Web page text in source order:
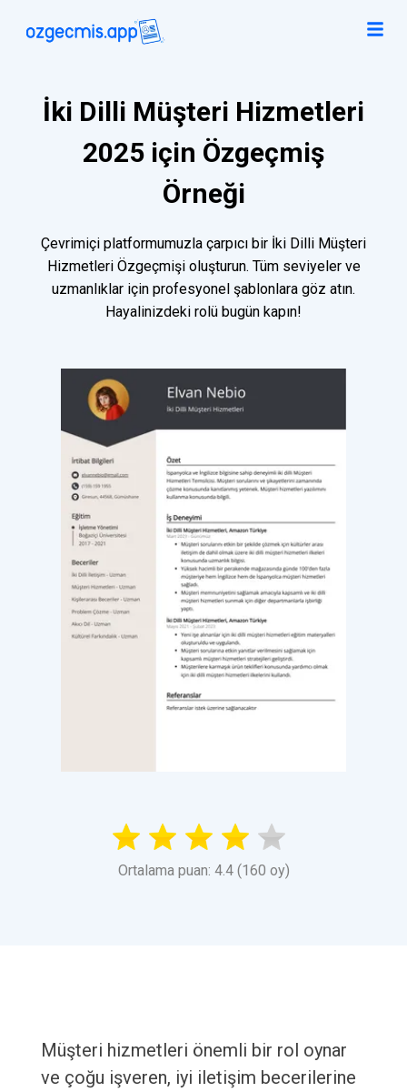
İki Dilli Müşteri Hizmetleri
2025 için Özgeçmiş
Örneği
Çevrimiçi platformumuzla çarpıcı bir İki Dilli Müşteri
Hizmetleri Özgeçmişi oluşturun. Tüm seviyeler ve
uzmanlıklar için profesyonel şablonlara göz atın.
Hayalinizdeki rolü bugün kapın!
Ortalama puan: 4.4 (160 oy)
Müşteri hizmetleri önemli bir rol oynar
ve çoğu işveren, iyi iletişim becerilerine